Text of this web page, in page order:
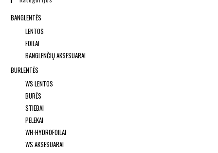
BANGLENTĖS
LENTOS
FOILAI
BANGLENČIŲ AKSESUARAI
BURLENTĖS
WS LENTOS
BURĖS
STIEBAI
PELEKAI
WH-HYDROFOILAI
WS AKSESUARAI